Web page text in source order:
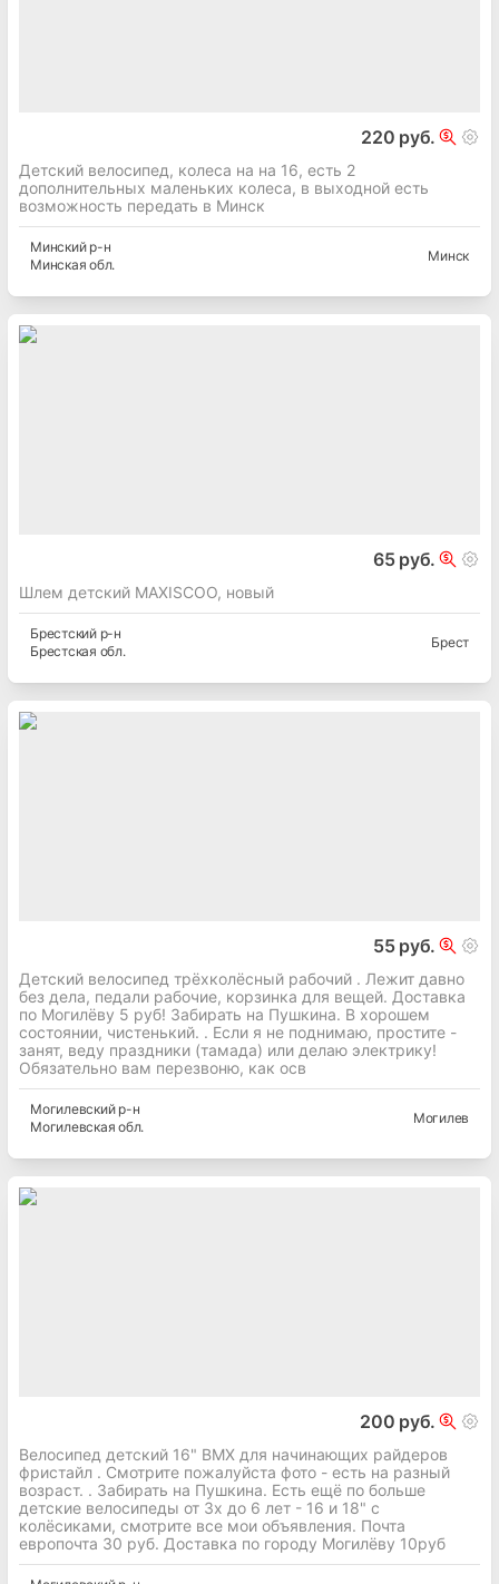
220 руб.
Детский велосипед, колеса на на 16, есть 2
дополнительных маленьких колеса, в выходной есть
возможность передать в Минск
Минскийр-н
Минская обл.
Минск
65 руб.
Шлем детский MAXISCOO, новый
Брестскийр-н
Брестская обл.
Брест
55 руб.
Детский велосипед трёхколёсный рабочий . Лежит давно
без дела, педали рабочие, корзинка для вещей. Доставка
по Могилёву 5 руб! Забирать на Пушкина. В хорошем
состоянии, чистенький. . Если я не поднимаю, простите -
занят, веду праздники (тамада) или делаю электрику!
Обязательно вам перезвоню, как осв
Могилевскийр-н
Могилевская обл.
Могилев
200 руб.
Велосипед детский 16" BMX для начинающих райдеров
фристайл . Смотрите пожалуйста фото - есть на разный
возраст. . Забирать на Пушкина. Есть ещё по больше
детские велосипеды от 3х до 6 лет - 16 и 18" с
колёсиками, смотрите все мои объявления. Почта
европочта 30 руб. Доставка по городу Могилёву 10руб